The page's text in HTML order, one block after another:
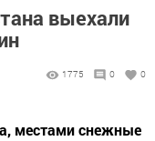
выехали
1775 0 0
местами снежные